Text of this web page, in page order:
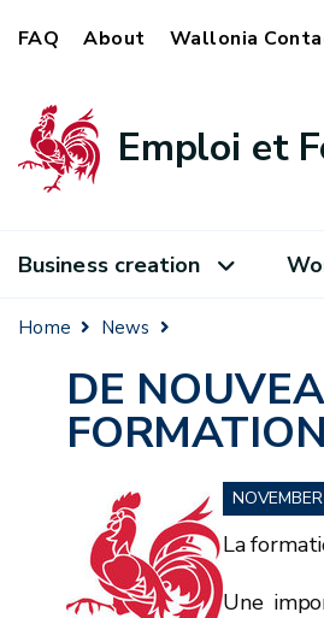
FAQ About Wallonia
Emploi et
Business creation
Home News
DE
La
Une